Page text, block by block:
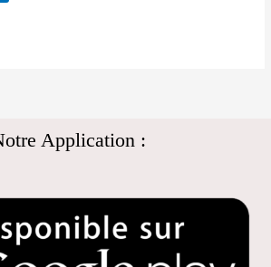
Application :